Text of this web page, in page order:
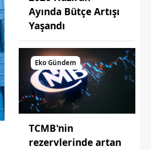
Ayında Bütçe Artışı
Yaşandı
Eko Gündem
TCMB'nin
rezervlerinde artan